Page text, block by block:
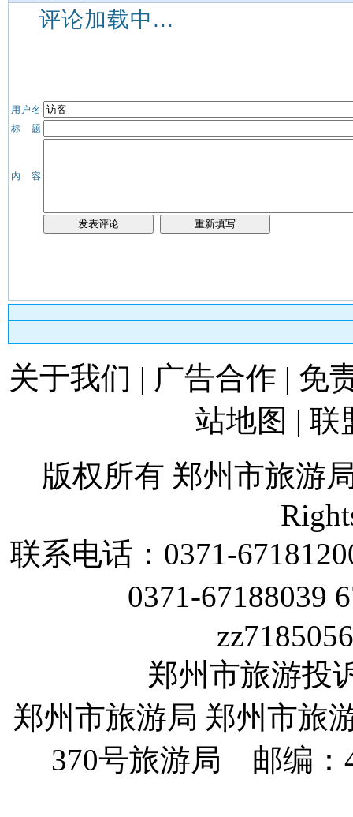
评论加载中...
用户名
标 题
内 容
关于我们 | 广告合作 | 免
站地图 | 联
版权所有 郑州市旅游
联系电话： 0371-
0371-67188039
郑州市旅游投
郑州市旅游局 郑州市
370号旅游局 邮编：